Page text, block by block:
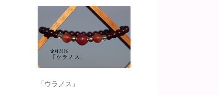
「ウラノス」